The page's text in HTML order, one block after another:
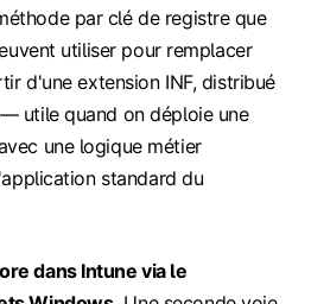
par clé de registre que
utiliser pour remplacer
d'une extension INF, distribué
utile quand on déploie une
une logique métier
standard du
dans Intune via le